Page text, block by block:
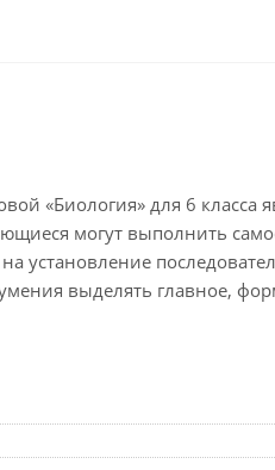
«Биология» для 6
могут выполнить
установление
выделять главное,